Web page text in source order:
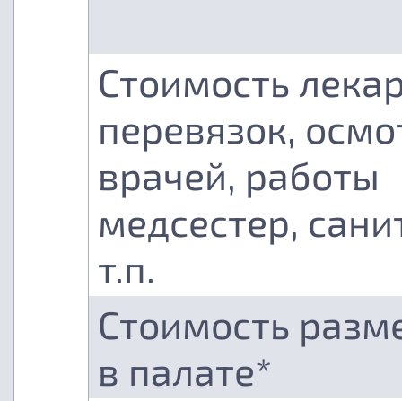
Стоимость
перевязок,
врачей, работы
медсестер,
т.п.
Стоимость
в палате*